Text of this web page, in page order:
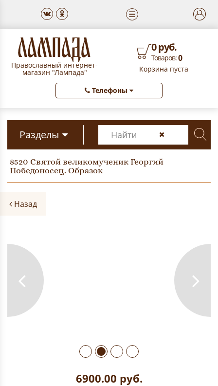
☰
Православный интернет-
магазин "Лампада"
0 руб.
Товаров:0
Корзина пуста
Телефоны
Разделы
8520 Святой великомученик Георгий
Победоносец. Образок
Назад
6900.00 руб.